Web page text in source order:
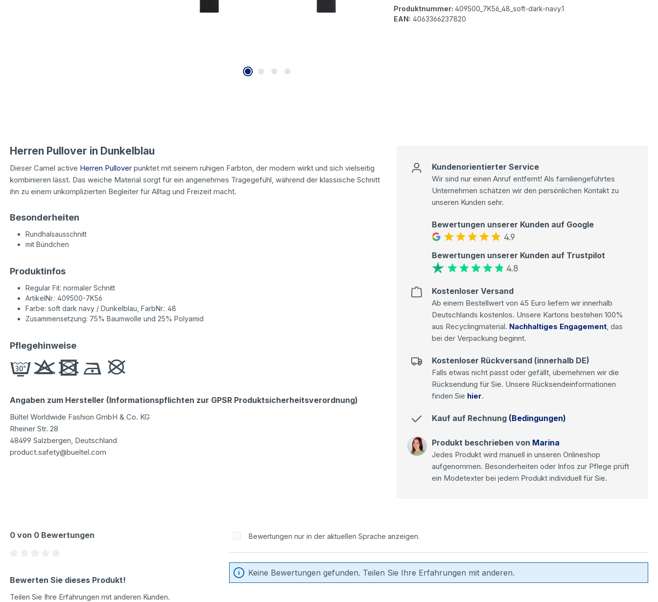
Produktnummer: 409500_7K56_48_soft-dark-navy.1
EAN: 4063366237820
Herren Pullover in Dunkelblau
Dieser Camel active Herren Pullover punktet mit seinem ruhigen Farbton, der modern wirkt und sich vielseitig
kombinieren lässt. Das weiche Material sorgt für ein angenehmes Tragegefühl, während der klassische Schnitt
ihn zu einem unkomplizierten Begleiter für Alltag und Freizeit macht.
Besonderheiten
Rundhalsausschnitt
mit Bündchen
Produktinfos
Regular Fit: normaler Schnitt
ArtikelNr.: 409500-7K56
Farbe: soft dark navy / Dunkelblau, FarbNr.: 48
Zusammensetzung: 75% Baumwolle und 25% Polyamid
Pflegehinweise
Angaben zum Hersteller (Informationspflichten zur GPSR Produktsicherheitsverordnung)
Bültel Worldwide Fashion GmbH & Co. KG
Rheiner Str. 28
48499 Salzbergen, Deutschland
product.safety@bueltel.com
Kundenorientierter Service
Wir sind nur einen Anruf entfernt! Als familiengeführtes
Unternehmen schätzen wir den persönlichen Kontakt zu
unseren Kunden sehr.
Bewertungen unserer Kunden auf Google
4.9
Bewertungen unserer Kunden auf Trustpilot
4.8
Kostenloser Versand
Ab einem Bestellwert von 45 Euro liefern wir innerhalb
Deutschlands kostenlos. Unsere Kartons bestehen 100%
aus Recyclingmaterial. Nachhaltiges Engagement, das
bei der Verpackung beginnt.
Kostenloser Rückversand (innerhalb DE)
Falls etwas nicht passt oder gefällt, übernehmen wir die
Rücksendung für Sie. Unsere Rücksendeinformationen
finden Sie hier.
Kauf auf Rechnung (Bedingungen)
Produkt beschrieben von Marina
Jedes Produkt wird manuell in unseren Onlineshop
aufgenommen. Besonderheiten oder Infos zur Pflege prüft
ein Modetexter bei jedem Produkt individuell für Sie.
0 von 0 Bewertungen
Bewerten Sie dieses Produkt!
Teilen Sie Ihre Erfahrungen mit anderen Kunden.
Bewertungen nur in der aktuellen Sprache anzeigen.
Keine Bewertungen gefunden. Teilen Sie Ihre Erfahrungen mit anderen.